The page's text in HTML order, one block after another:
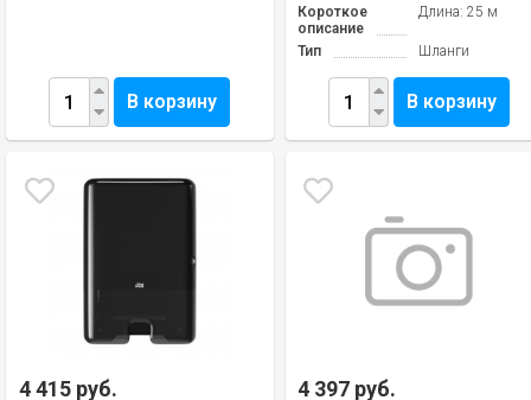
В корзину
Короткое
описание
Длина: 25 м
Тип Шланги
В корзину
4 415 руб. 4 397 руб.